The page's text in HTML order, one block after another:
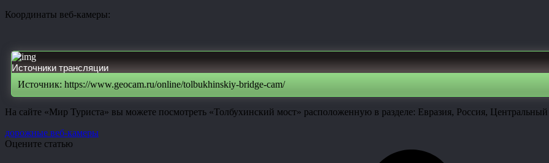
Координаты веб-камеры:
Источники трансляции
Источник: https://www.geocam.ru/online/tolbukhinskiy-bridge-cam/
На сайте «Мир Туриста» вы можете посмотреть «Толбухинский мост» расположенную в разделе: Евразия, Россия, Центральный
дорожные веб-камеры
Оцените статью